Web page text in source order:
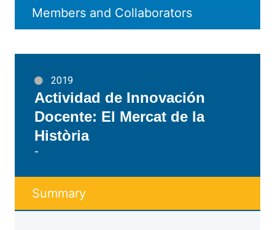
Members and Collaborators
2019
Actividad de Innovación
Docente: El Mercat de la
Història
-
Summary